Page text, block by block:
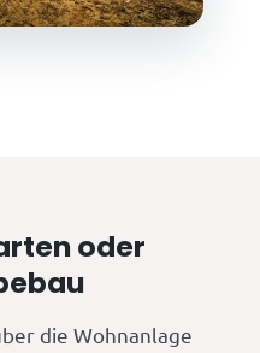
oder
die Wohnanlage